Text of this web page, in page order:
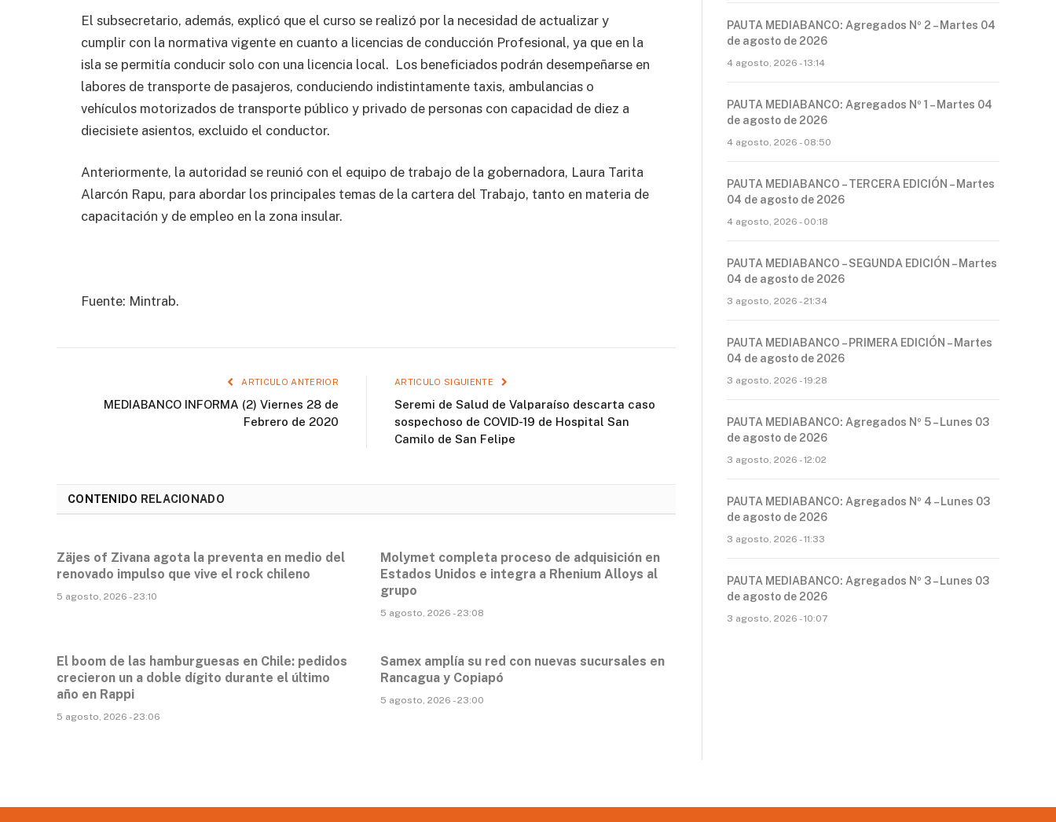
El subsecretario, además, explicó que el curso se realizó por la necesidad de actualizar y
cumplir con la normativa vigente en cuanto a licencias de conducción Profesional, ya que en la
isla se permitía conducir solo con una licencia local. Los beneficiados podrán desempeñarse en
labores de transporte de pasajeros, conduciendo indistintamente taxis, ambulancias o
vehículos motorizados de transporte público y privado de personas con capacidad de diez a
diecisiete asientos, excluido el conductor.
Anteriormente, la autoridad se reunió con el equipo de trabajo de la gobernadora, Laura Tarita
Alarcón Rapu, para abordar los principales temas de la cartera del Trabajo, tanto en materia de
capacitación y de empleo en la zona insular.
Fuente: Mintrab.
ARTICULO ANTERIOR
MEDIABANCO INFORMA (2) Viernes 28 de
Febrero de 2020
ARTICULO SIGUIENTE
Seremi de Salud de Valparaíso descarta caso
sospechoso de COVID-19 de Hospital San
Camilo de San Felipe
CONTENIDO RELACIONADO
Zäjes of Zivana agota la preventa en medio del
renovado impulso que vive el rock chileno
5 agosto, 2026 - 23:10
Molymet completa proceso de adquisición en
Estados Unidos e integra a Rhenium Alloys al
grupo
5 agosto, 2026 - 23:08
El boom de las hamburguesas en Chile: pedidos
crecieron un a doble dígito durante el último
año en Rappi
5 agosto, 2026 - 23:06
Samex amplía su red con nuevas sucursales en
Rancagua y Copiapó
5 agosto, 2026 - 23:00
PAUTA MEDIABANCO: Agregados Nº 2 – Martes 04
de agosto de 2026
4 agosto, 2026 - 13:14
PAUTA MEDIABANCO: Agregados Nº 1 – Martes 04
de agosto de 2026
4 agosto, 2026 - 08:50
PAUTA MEDIABANCO – TERCERA EDICIÓN – Martes
04 de agosto de 2026
4 agosto, 2026 - 00:18
PAUTA MEDIABANCO – SEGUNDA EDICIÓN – Martes
04 de agosto de 2026
3 agosto, 2026 - 21:34
PAUTA MEDIABANCO – PRIMERA EDICIÓN – Martes
04 de agosto de 2026
3 agosto, 2026 - 19:28
PAUTA MEDIABANCO: Agregados Nº 5 – Lunes 03
de agosto de 2026
3 agosto, 2026 - 12:02
PAUTA MEDIABANCO: Agregados Nº 4 – Lunes 03
de agosto de 2026
3 agosto, 2026 - 11:33
PAUTA MEDIABANCO: Agregados Nº 3 – Lunes 03
de agosto de 2026
3 agosto, 2026 - 10:07